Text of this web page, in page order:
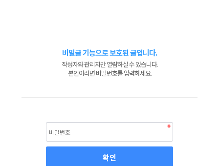
비밀글 기능으로 보호된 글입니다.
작성자와 관리자만 열람하실 수 있습니다.
본인이라면 비밀번호를 입력하세요.